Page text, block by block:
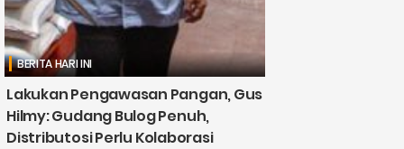
BERITA HARI INI
Lakukan Pengawasan Pangan, Gus
Hilmy: Gudang Bulog Penuh,
Distributosi Perlu Kolaborasi